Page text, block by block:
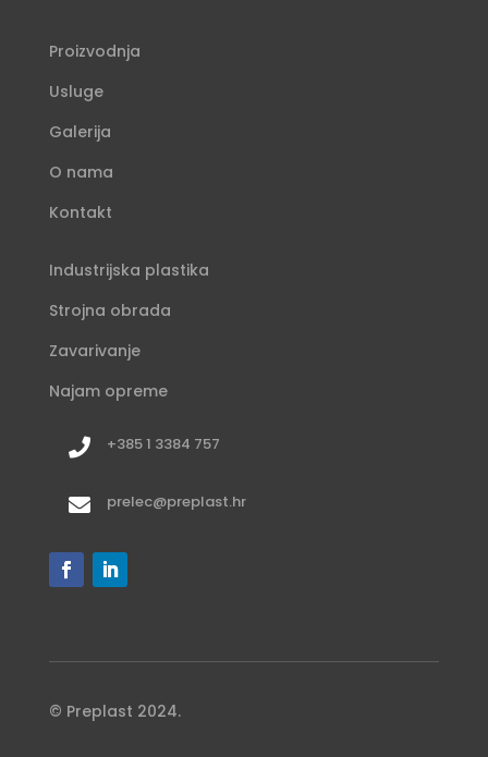
Proizvodnja
Usluge
Galerija
O nama
Kontakt
Industrijska plastika
Strojna obrada
Zavarivanje
Najam opreme
 +385 1 3384 757
 prelec@preplast.hr
© Preplast 2024.